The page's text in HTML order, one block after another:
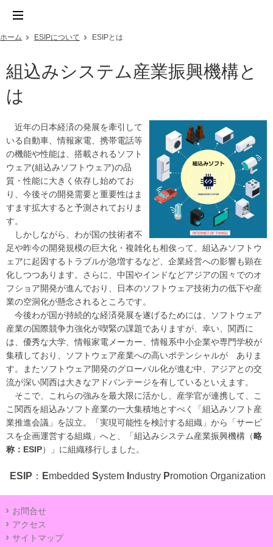
ホーム ESIPについて ESIPとは
組込みシステム産業振興機構と
は
近年の日本経済の発展を牽引して
いる自動車、情報家電、携帯電話等
の機能や性能は、搭載されるソフト
ウェア(組込みソフトウェア)の品
質・性能に大きく依存し始めてお
り、今後その開発需要と重要性はま
すます拡大すると予測されておりま
す。
しかしながら、わが国の技術者不
足や昨今の開発規模の巨大化・複雑化も相俟って、組込みソフトウ
ェアに起因するトラブルが急増するなど、企業経営への影響も顕在
化しつつあります。さらに、中国やインドなどアジアの国々でのオ
フショア開発が進んでおり、日本のソフトウェア技術力の低下や産
業の空洞化が懸念されるところです。
今後わが国が持続的な経済発展を遂げるためには、ソフトウェア
産業の国際競争力強化が喫緊の課題でありますが、幸い、関西に
は、優秀な大学、情報家電メーカー、情報系中小企業や専門学校が
集積しており、ソフトウェア産業への高いポテンシャルが ありま
す。またソフトウェア開発のグローバル化が進む中、アジアとの交
流が深い関西は大きなアドバンテージを有しているといえます。
そこで、これらの強みを最大限に活かし、産学官が連携して、こ
こ関西を組込みソフト産業の一大集積地とすべく「組込みソフト産
業推進会議」を設立。「実現可能性を検討する組織」から「サービ
スを企画運営する組織」へと、「組込みシステム産業振興機構（略
称：ESIP）」に組織移行しました。
ESIP ： Embedded System ndustry Promotion Organization
お問合せ
アクセス
サイトマップ